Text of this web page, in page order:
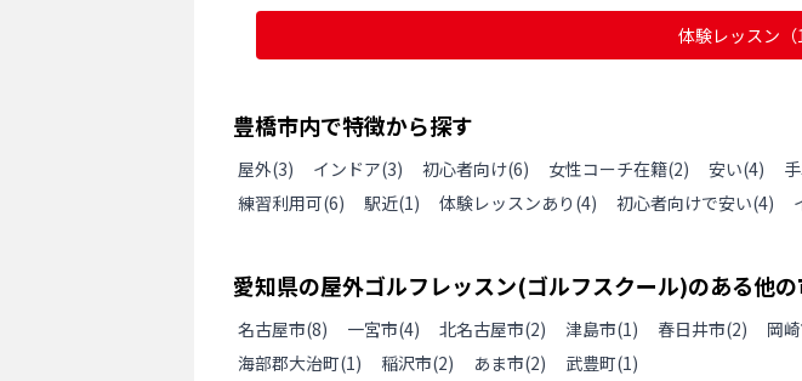
体験レッスン
豊橋市内で特徴から探す
屋外(3) インドア(3) 初心者向け(6) 女性コーチ在籍(2) 安い(4)
練習利用可(6) 駅近(1) 体験レッスンあり (4) 初心者向けで安い(4)
愛知県の屋外ゴルフレッスン(ゴルフスクール)のある他の
名古屋市(8) 一宮市(4) 北名古屋市(2) 津島市(1) 春日井市(2) 岡
海部郡大治町(1) 稲沢市(2) あま市(2) 武豊町(1)